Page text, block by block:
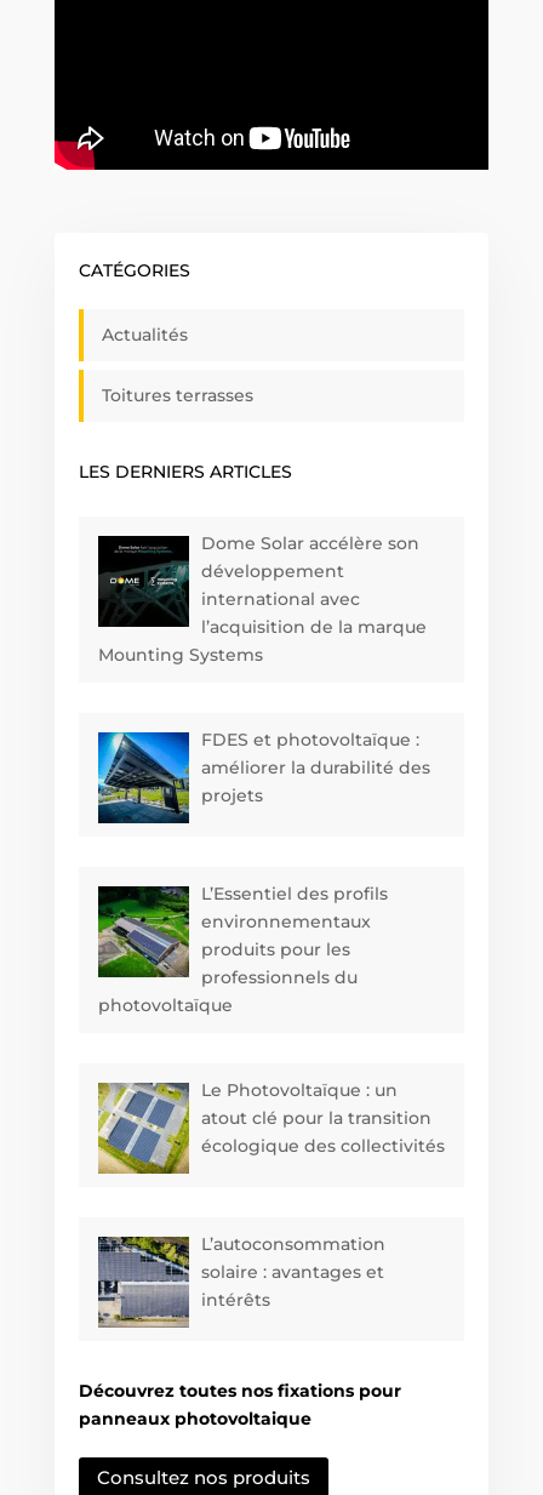
CATÉGORIES
Actualités
Toitures terrasses
LES DERNIERS ARTICLES
Dome Solar accélère son
développement
international avec
l’acquisition de la marque
Mounting Systems
FDES et photovoltaïque :
améliorer la durabilité des
projets
L’Essentiel des profils
environnementaux
produits pour les
professionnels du
photovoltaïque
Le Photovoltaïque : un
atout clé pour la transition
écologique des collectivités
L’autoconsommation
solaire : avantages et
intérêts
Découvrez toutes nos fixations pour
panneaux photovoltaique
Consultez nos produits